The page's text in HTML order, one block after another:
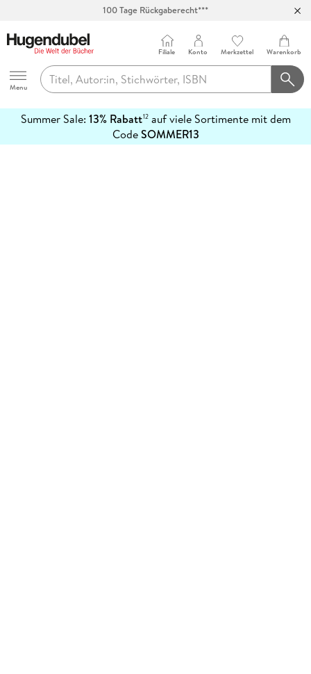
100 Tage Rückgaberecht***
Hugendubel
Menu
Filiale Konto Merkzettel Warenkorb
Summer Sale: 13% Rabatt12auf viele Sortimente mit dem
CodeSOMMER13
erfahren